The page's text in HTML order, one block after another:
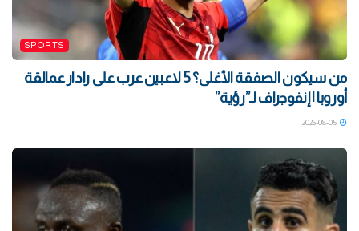
SPORTS
من سيكون الصفقة الأغلى؟ 5 لاعبين عرب على رادار عمالقة
أوروبا | إنفوجراف لـ”رؤية”